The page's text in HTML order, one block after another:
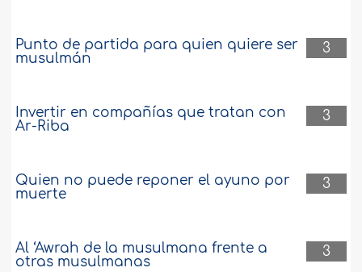
3
Punto de partida para quien quiere ser
musulmán
3
Invertir en compañías que tratan con
Ar-Riba
3
Quien no puede reponer el ayuno por
muerte
3
Al ‘Awrah de la musulmana frente a
otras musulmanas